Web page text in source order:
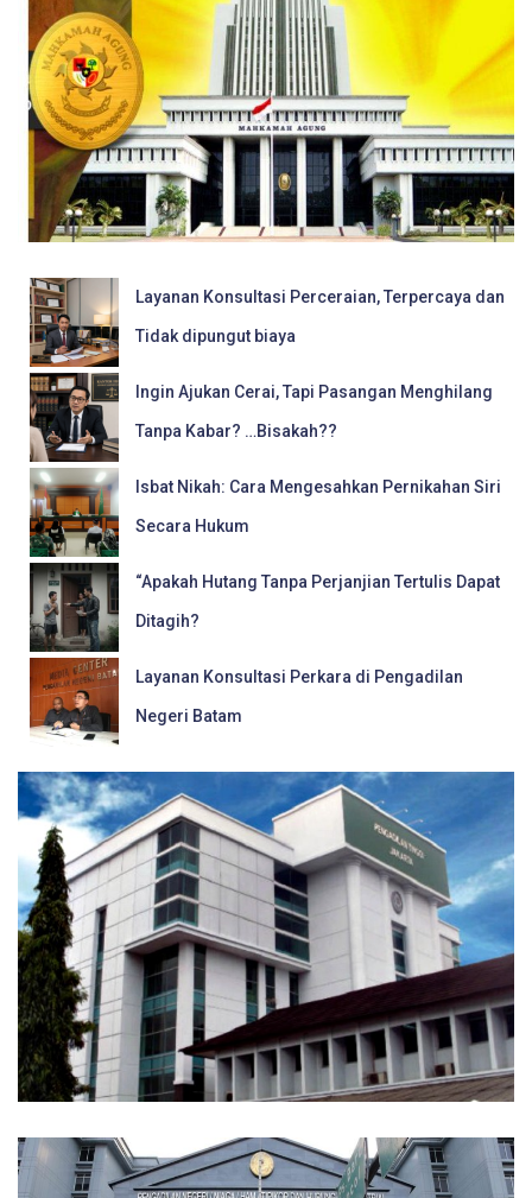
Layanan Konsultasi Perceraian, Terpercaya dan
Tidak dipungut biaya
Ingin Ajukan Cerai, Tapi Pasangan Menghilang
Tanpa Kabar? …Bisakah??
Isbat Nikah: Cara Mengesahkan Pernikahan Siri
Secara Hukum
“Apakah Hutang Tanpa Perjanjian Tertulis Dapat
Ditagih?
Layanan Konsultasi Perkara di Pengadilan
Negeri Batam